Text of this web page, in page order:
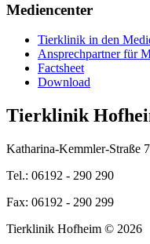
Mediencenter
Tierklinik in den
Ansprechpartner für
Factsheet
Download
Tierklinik
Katharina-Kemmler-Straße
Tel.: 06192 - 290 290
Fax: 06192 - 290 299
Tierklinik Hofheim © 2026